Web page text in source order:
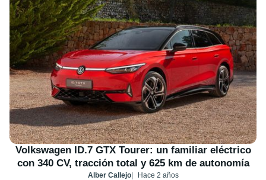
Volkswagen ID.7 GTX Tourer: un familiar eléctrico
con 340 CV, tracción total y 625 km de autonomía
Alber Callejo Hace 2 años